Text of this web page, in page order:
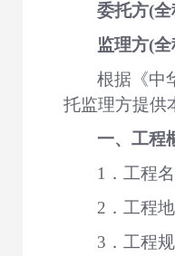
委托方(全
监理方(全
根据《中
托监理方提供
一、工程
1．工程名
2．工程地
3．工程规